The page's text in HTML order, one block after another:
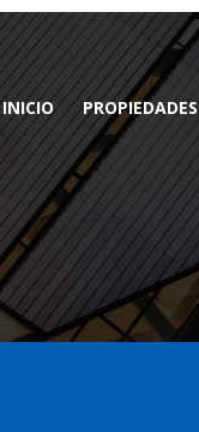
INICIO PROPIEDADES